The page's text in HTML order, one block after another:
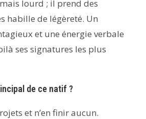
lourd ; il prend des
habille de légèreté. Un
et une énergie verbale
ses signatures les plus
de ce natif ?
et n’en finir aucun.